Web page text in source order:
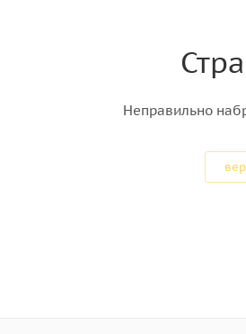
Неправильно